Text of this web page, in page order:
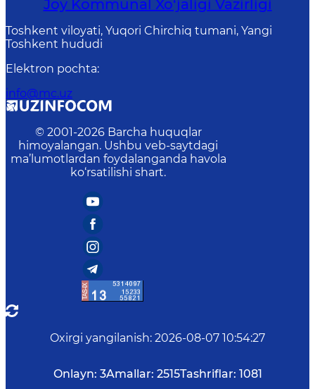
Joy Kommunal Xo‘jaligi Vazirligi
Toshkent viloyati, Yuqori Chirchiq tumani, Yangi
Toshkent hududi
Elektron pochta:
info@mc.uz
© 2001-2026 Barcha huquqlar
himoyalangan. Ushbu veb-saytdagi
ma’lumotlardan foydalanganda havola
ko‘rsatilishi shart.
Oxirgi yangilanish: 2026-08-07 10:54:27
Onlayn: 3Amallar: 2515Tashriflar: 1081